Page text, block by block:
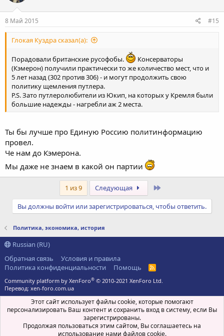
8 Май 2015 #15
Глокая Куздра сказал(а):
Порадовали британские русофобы.
Консерваторы
(Кэмерон) получили практически то же количество мест, что и
5 лет назад (302 против 306) - и могут продолжить свою
политику щемления путлера.
P.S. Зато путлеролюбители из Юкип, на которых у Кремля были
большие надежды - нагребли аж 2 места.
Ты бы лучше про Единую Россию политинформацию
провел.
Че нам до Кэмерона.
Мы даже не знаем в какой он партии
1 из 9 Следующая
Вы должны войти или зарегистрироваться, чтобы ответить.
Политика, экономика, история
Russian (RU)
Обратная связь
Условия и правила
Политика конфиденциальности
Помощь
R
S
Community platform by XenForo® © 2010-2021 XenForo Ltd.
Перевод: xen-foro.com.ua
Этот сайт использует файлы cookie, которые помогают
персонализировать Ваш контент и сохранить вход в систему, если Вы
зарегистрированы.
Продолжая пользоваться этим сайтом, Вы соглашаетесь на
использование нами файлов cookie.